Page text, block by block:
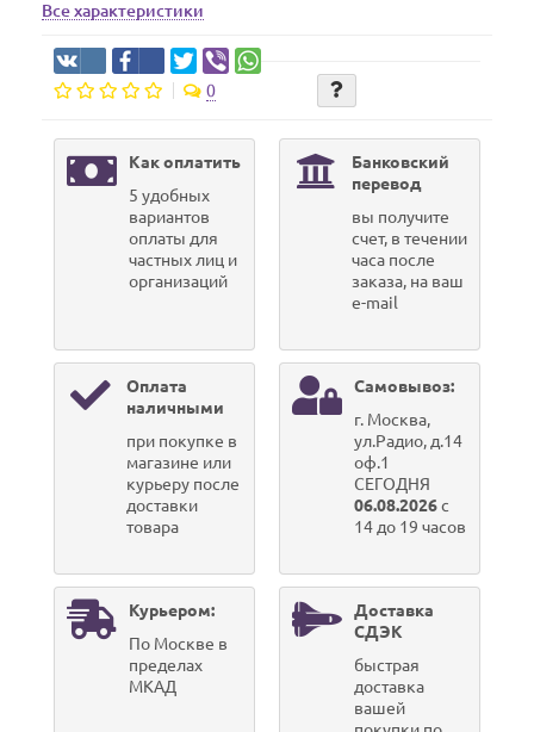
Все характеристики
0
Как оплатить
5 удобных
вариантов
оплаты для
частных лиц и
организаций
Банковский
перевод
вы получите
счет, в течении
часа после
заказа, на ваш
e-mail
Оплата
наличными
при покупке в
магазине или
курьеру после
доставки
товара
Самовывоз:
г. Москва,
ул.Радио, д.14
оф.1
СЕГОДНЯ
06.08.2026с
14 до 19 часов
Курьером:
По Москве в
пределах
МКАД
Доставка
СДЭК
быстрая
доставка
вашей